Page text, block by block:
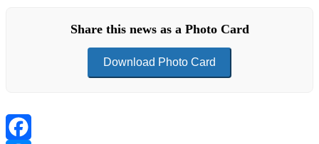
Share this news as a Photo Card
Download Photo Card